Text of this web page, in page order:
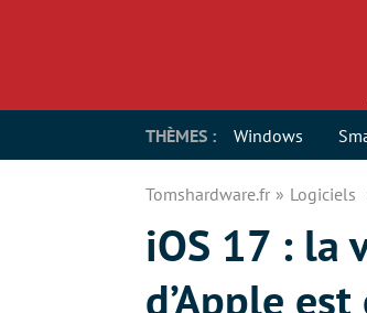
THÈMES : Windows
Tomshardware.fr Logiciels
iOS 17 : la
d’Apple